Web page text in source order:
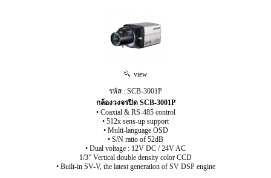
view
รหัส : SCB-3001P
กล้องวงจรปิด SCB-3001P
• Coaxial & RS-485 control
• 512x sens-up support
• Multi-language OSD
• S/N ratio of 52dB
• Dual voltage : 12V DC / 24V AC
1/3” Vertical double density color CCD
• Built-in SV-V, the latest generation of SV DSP engine